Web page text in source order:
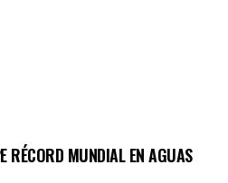
RÉCORD MUNDIAL EN AGUAS